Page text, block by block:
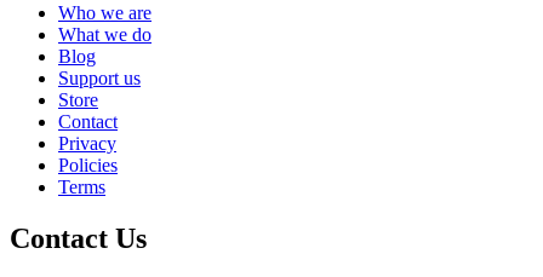
Who we are
What we do
Blog
Support us
Store
Contact
Privacy
Policies
Terms
Contact Us